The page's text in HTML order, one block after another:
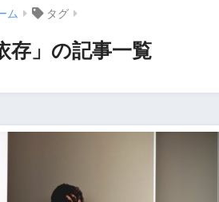
ム タグ
存」の記事一覧